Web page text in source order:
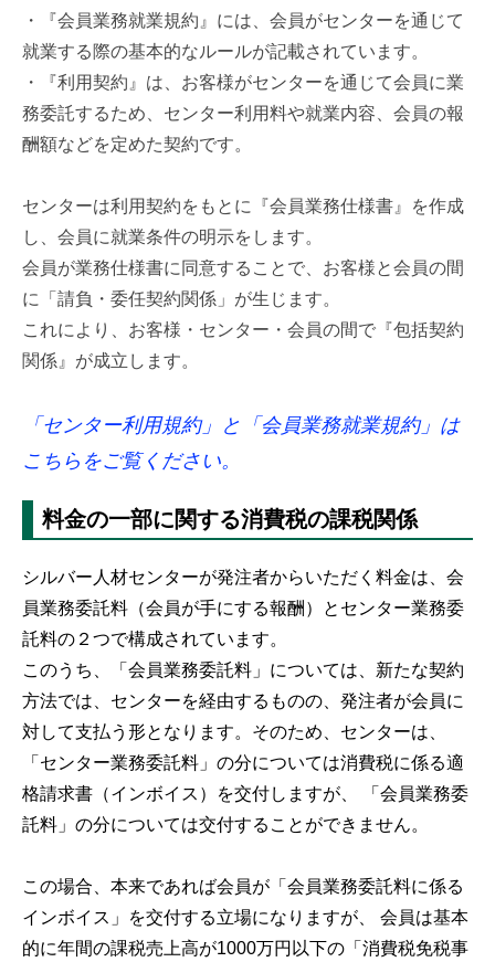
・『会員業務就業規約』には、会員がセンターを通じて
就業する際の基本的なルールが記載されています。
・『利用契約』は、お客様がセンターを通じて会員に業
務委託するため、センター利用料や就業内容、会員の報
酬額などを定めた契約です。
センターは利用契約をもとに『会員業務仕様書』を作成
し、会員に就業条件の明示をします。
会員が業務仕様書に同意することで、お客様と会員の間
に「請負・委任契約関係」が生じます。
これにより
、お客様・センター・会員の間で『包括契約
関係』が成立します。
「センター利用規約」と「会員業務就業規約」は
こちらをご覧ください。
料金の一部に関する消費税の課税関係
シルバー人材センターが発注者からいただく料金は、会
員業務委託料（会員が手にする報酬）とセンター業務委
託料の２つで構成されています。
このうち、「会員業務委託料」については、新たな契約
方法では、センターを経由するものの、発注者が会員に
対して支払う形となります。そのため、センターは、
「センター業務委託料」の分については消費税に係る適
格請求書（インボイス）を交付しますが、 「会員業務委
託料」の分については交付することができません。
この場合、本来であれば会員が「会員業務委託料に係る
インボイス」を交付する立場になりますが、 会員は基本
的に年間の課税売上高が1000万円以下の「消費税免税事